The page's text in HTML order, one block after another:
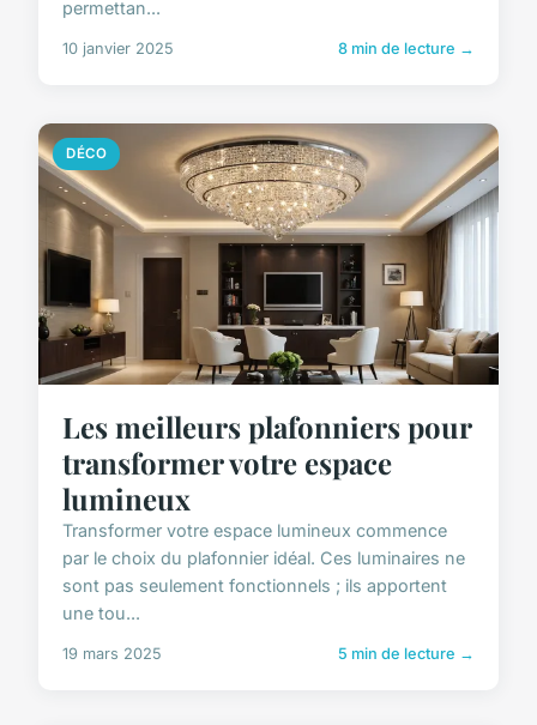
permettan...
10 janvier 2025 8 min de lecture →
DÉCO
Les meilleurs plafonniers pour
transformer votre espace
lumineux
Transformer votre espace lumineux commence
par le choix du plafonnier idéal. Ces luminaires ne
sont pas seulement fonctionnels ; ils apportent
une tou...
19 mars 2025 5 min de lecture →